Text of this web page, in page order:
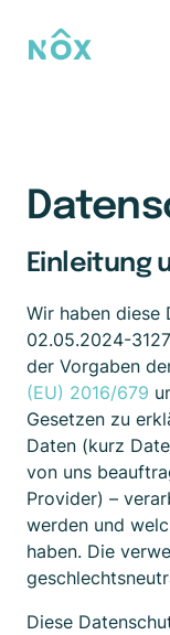
NOX-AAL
Einleitung
Wir haben diese
02.05.2024-
der Vorgaben
(EU) 2016/679
Gesetzen zu
Daten (kurz
von uns
Provider) –
werden und
haben. Die
Diese